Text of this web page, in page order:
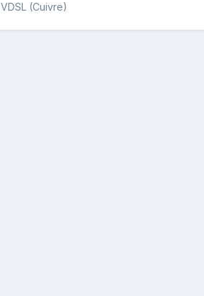
(Cuivre)